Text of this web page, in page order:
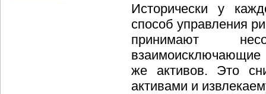
Исторически у
способ управления
принимают
же активов. Это
активами и